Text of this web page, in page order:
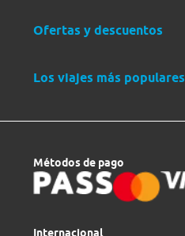
Ofertas y descuentos
Los viajes más populares
Métodos de pago
Internacional